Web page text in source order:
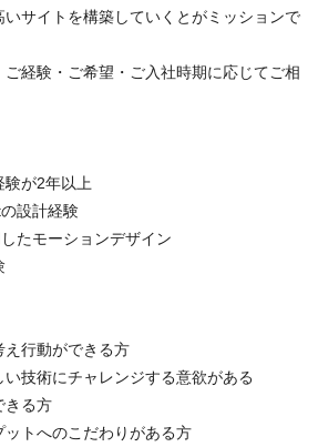
いサイトを構築していくとがミッションで
ご経験・ご希望・ご入社時期に応じてご相
験が2年以上
設計経験
たモーションデザイン
え行動ができる方
い技術にチャレンジする意欲がある
きる方
ットへのこだわりがある方